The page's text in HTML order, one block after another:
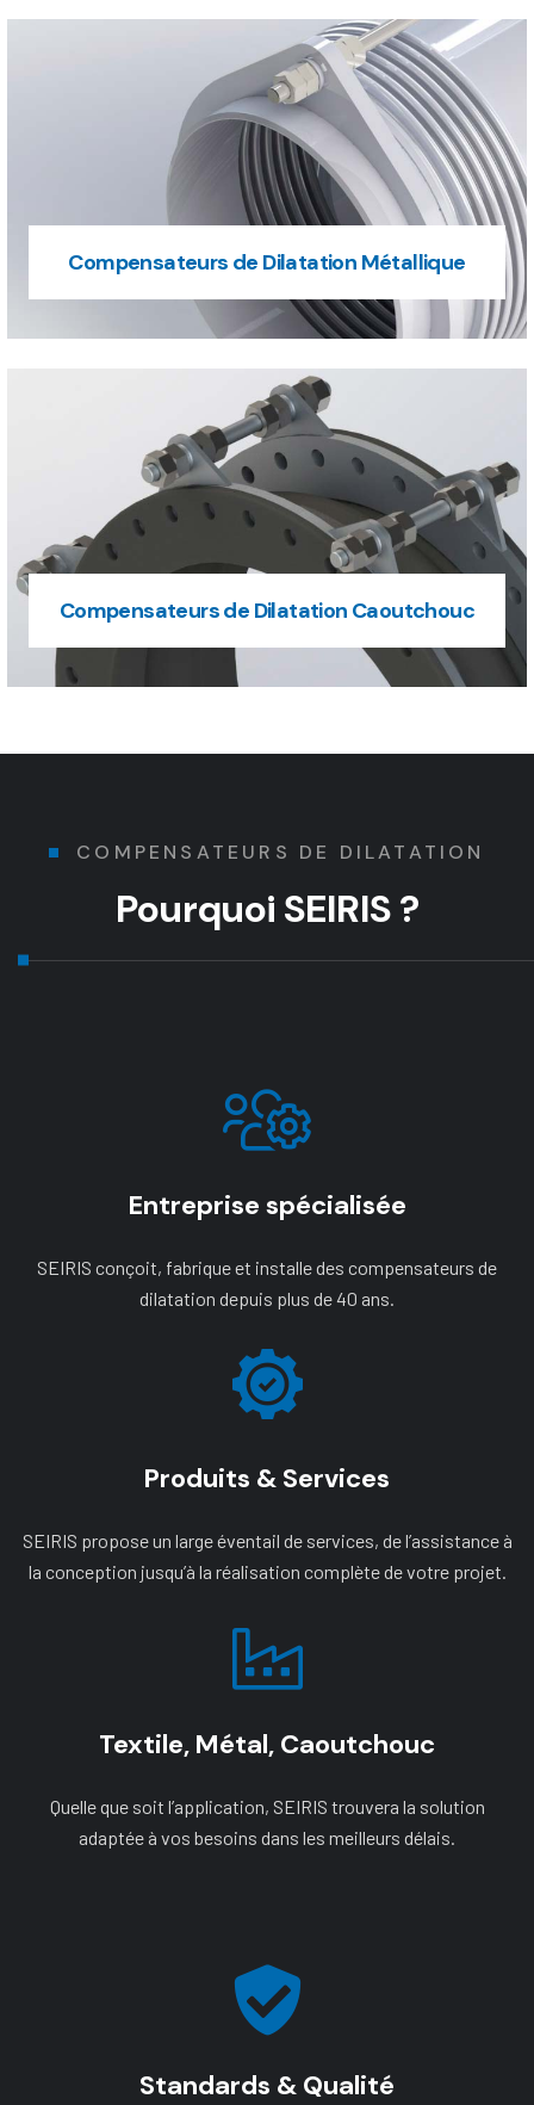
Compensateurs de Dilatation Métallique
Compensateurs de Dilatation Caoutchouc
COMPENSATEURS DE DILATATION
Pourquoi SEIRIS ?
Entreprise spécialisée
SEIRIS conçoit, fabrique et installe des compensateurs de
dilatation depuis plus de 40 ans.
Produits & Services
SEIRIS propose un large éventail de services, de l’assistance à
la conception jusqu’à la réalisation complète de votre projet.
Textile, Métal, Caoutchouc
Quelle que soit l’application, SEIRIS trouvera la solution
adaptée à vos besoins dans les meilleurs délais.
Standards & Qualité